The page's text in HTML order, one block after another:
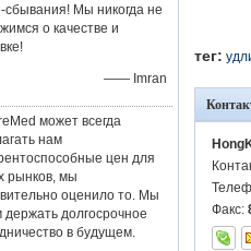
сбывания! Мы никогда не
о качестве и
—— Imran
может всегда
нам
цен для
рынков, мы
оценило то. Мы
держать долгосрочное
в будущем.
тег:
Факс: